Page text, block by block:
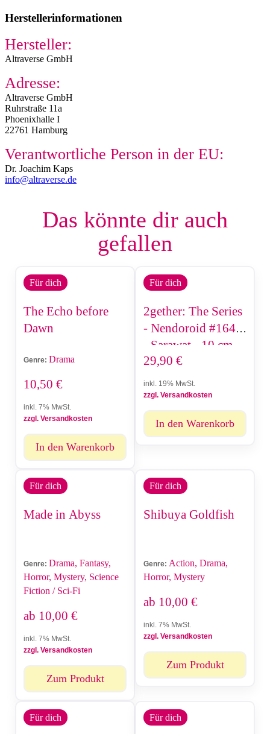
Herstellerinformationen
Hersteller:
Altraverse GmbH
Adresse:
Altraverse GmbH
Ruhrstraße 11a
Phoenixhalle I
22761 Hamburg
Verantwortliche Person in der EU:
Dr. Joachim Kaps
info@altraverse.de
Das könnte dir auch
gefallen
Für dich
The Echo before
Dawn
Genre: Drama
10,50 €
inkl. 7% MwSt.
zzgl. Versandkosten
In den Warenkorb
Für dich
2gether: The Series
- Nendoroid #1649
- Sarawat - 10 cm
29,90 €
inkl. 19% MwSt.
zzgl. Versandkosten
In den Warenkorb
Für dich
Made in Abyss
Genre: Drama, Fantasy,
Horror, Mystery, Science
Fiction / Sci-Fi
ab 10,00 €
inkl. 7% MwSt.
zzgl. Versandkosten
Zum Produkt
Für dich
Shibuya Goldfish
Genre: Action, Drama,
Horror, Mystery
ab 10,00 €
inkl. 7% MwSt.
zzgl. Versandkosten
Zum Produkt
Für dich Für dich